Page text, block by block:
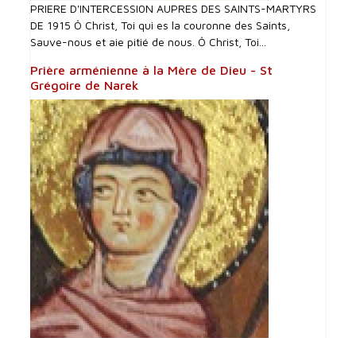
PRIERE D'INTERCESSI0N AUPRES DES SAINTS-MARTYRS
DE 1915 Ô Christ, Toi qui es la couronne des Saints,
Sauve-nous et aie pitié de nous. Ô Christ, Toi...
Prière arménienne à la Mère de Dieu - St
Grégoire de Narek